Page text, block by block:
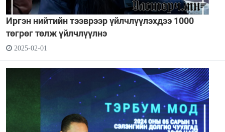
Иргэн нийтийн тээврээр үйлчлүүлэхдээ 1000
төгрөг төлж үйлчлүүлнэ
2025-02-01